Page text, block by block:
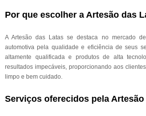
Por que escolher a Artesão das
A Artesão das Latas se destaca no mercado
automotiva pela qualidade e eficiência de seus
altamente qualificada e produtos de alta
resultados impecáveis, proporcionando aos
limpo e bem cuidado.
Serviços oferecidos pela